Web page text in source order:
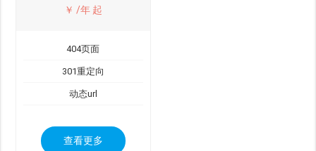
￥ /年 起
404页面
301重定向
动态url
查看更多